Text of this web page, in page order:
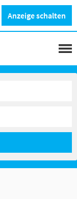
Anzeige schalten